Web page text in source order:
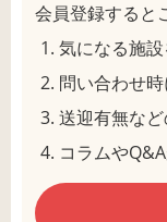
会員登録すると
気になる施
問い合わせ
送迎有無な
コラムや